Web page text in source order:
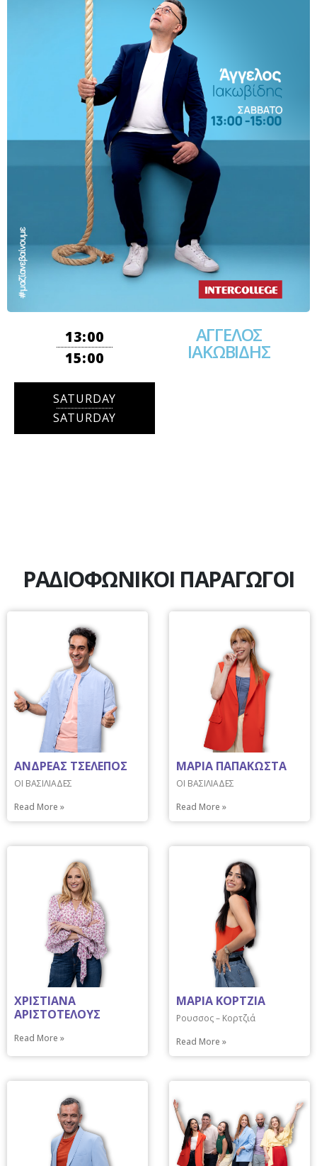
13:00
15:00
SATURDAY
SATURDAY
ΑΓΓΕΛΟΣ
ΙΑΚΩΒΙΔΗΣ
ΡΑΔΙΟΦΩΝΙΚΟΙ ΠΑΡΑΓΩΓΟΙ
ΑΝΔΡΕΑΣ ΤΣΕΛΕΠΟΣ
ΟΙ ΒΑΣΙΛΙΑΔΕΣ
Read More »
ΜΑΡΙΑ ΠΑΠΑΚΩΣΤΑ
ΟΙ ΒΑΣΙΛΙΑΔΕΣ
Read More »
ΧΡΙΣΤΙΑΝΑ
ΑΡΙΣΤΟΤΕΛΟΥΣ
Read More »
ΜΑΡΙΑ ΚΟΡΤΖΙΑ
Ρουσσος – Κορτζιά
Read More »